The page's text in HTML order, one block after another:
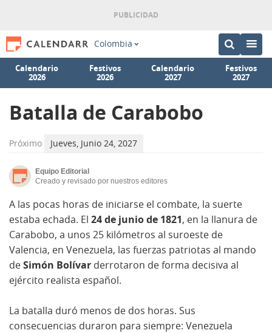
Colombia
Calendario
2026
Festivos
2026
Calendario
2027
Festivos
2027
Batalla de Carabobo
Próximo Jueves, Junio 24, 2027
Equipo Editorial
Creado y revisado por nuestros editores
A las pocas horas de iniciarse el combate, la suerte
estaba echada. El 24 de junio de 1821, en la llanura de
Carabobo, a unos 25 kilómetros al suroeste de
Valencia, en Venezuela, las fuerzas patriotas al mando
deSimón Bolívar derrotaron de forma decisiva al
ejército realista español.
La batalla duró menos de dos horas. Sus
consecuencias duraron para siempre: Venezuela